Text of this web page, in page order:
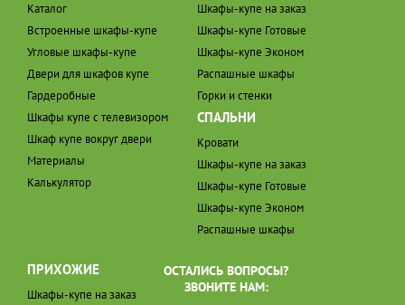
Каталог
Встроенные шкафы-купе
Угловые шкафы-купе
Двери для шкафов купе
Гардеробные
Шкафы купе с телевизором
Шкаф купе вокруг двери
Материалы
Калькулятор
Шкафы-купе на заказ
Шкафы-купе Готовые
Шкафы-купе Эконом
Распашные шкафы
Горки и стенки
СПАЛЬНИ
Кровати
Шкафы-купе на заказ
Шкафы-купе Готовые
Шкафы-купе Эконом
Распашные шкафы
ПРИХОЖИЕ
Шкафы-купе на заказ
ОСТАЛИСЬ ВОПРОСЫ?
ЗВОНИТЕ НАМ: